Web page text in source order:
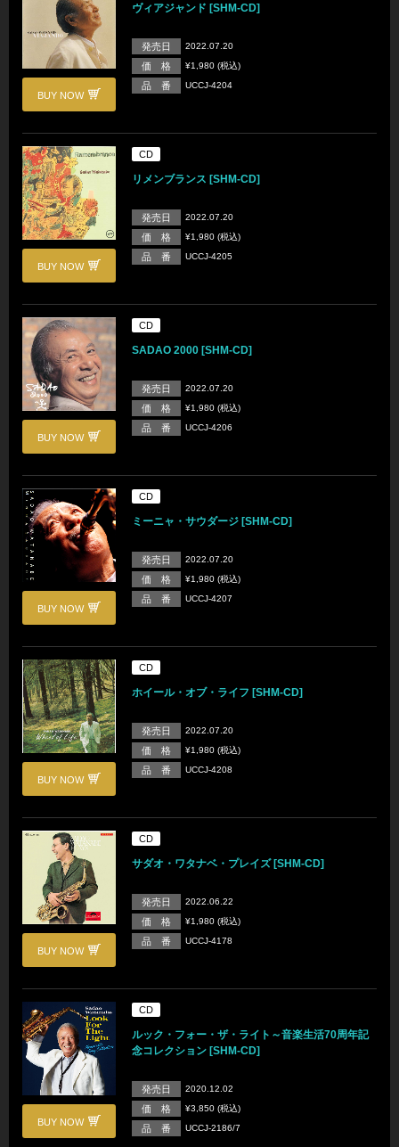
BUY NOW
ヴィアジャンド [SHM-CD]
発売日 2022.07.20
価 格 ¥1,980 (税込)
品 番 UCCJ-4204
BUY NOW
CD
リメンブランス [SHM-CD]
発売日 2022.07.20
価 格 ¥1,980 (税込)
品 番 UCCJ-4205
BUY NOW
CD
SADAO 2000 [SHM-CD]
発売日 2022.07.20
価 格 ¥1,980 (税込)
品 番 UCCJ-4206
BUY NOW
CD
ミーニャ・サウダージ [SHM-CD]
発売日 2022.07.20
価 格 ¥1,980 (税込)
品 番 UCCJ-4207
BUY NOW
CD
ホイール・オブ・ライフ [SHM-CD]
発売日 2022.07.20
価 格 ¥1,980 (税込)
品 番 UCCJ-4208
BUY NOW
CD
サダオ・ワタナベ・プレイズ [SHM-CD]
発売日 2022.06.22
価 格 ¥1,980 (税込)
品 番 UCCJ-4178
BUY NOW
CD
ルック・フォー・ザ・ライト～音楽生活70周年記
念コレクション [SHM-CD]
発売日 2020.12.02
価 格 ¥3,850 (税込)
品 番 UCCJ-2186/7